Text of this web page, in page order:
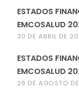
ESTADOS
EMCOSALUD
30 DE ABRIL DE
ESTADOS
EMCOSALUD
26 DE AGOSTO